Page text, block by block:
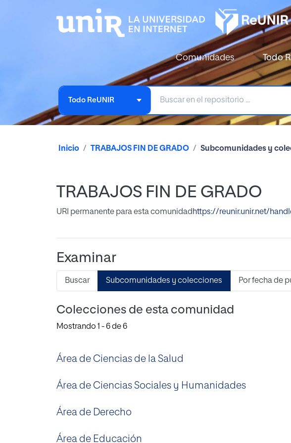
Comunidades Todo
Todo ReUNIR
Inicio TRABAJOS FIN DE GRADO Subcomunidades y
TRABAJOS FIN DE GRADO
URI permanente para esta comunidad https://reunir.unir.net/
Examinar
Buscar Subcomunidades y colecciones Por fecha de
Colecciones de esta comunidad
Mostrando 1 - 6 de 6
Área de Ciencias de la Salud
Área de Ciencias Sociales y Humanidades
Área de Derecho
Área de Educación